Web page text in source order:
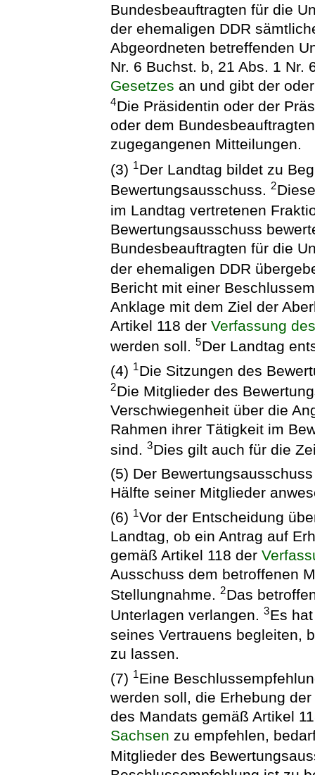
Bundesbeauftragten für die
der ehemaligen DDR
Abgeordneten betreffenden
Nr. 6 Buchst. b, 21 Abs. 1 Nr.
Gesetzes an und gibt der
4Die Präsidentin oder der
oder dem
zugegangenen Mitteilungen.
(3) 1Der Landtag bildet zu
Bewertungsausschuss.2
im Landtag vertretenen
Bewertungsausschuss
Bundesbeauftragten für die
der ehemaligen DDR
Bericht mit einer
Anklage mit dem Ziel der
Artikel 118 derVerfassung
werden soll.5Der Landtag
(4) 1Die Sitzungen des
2Die Mitglieder des
Verschwiegenheit über die
Rahmen ihrer Tätigkeit im
sind.3Dies gilt auch für die
(5) Der
Hälfte seiner Mitglieder
(6) 1Vor der Entscheidung
Landtag, ob ein Antrag auf
gemäß Artikel 118 der
Ausschuss dem betroffenen
Stellungnahme.2Das
Unterlagen verlangen.3Es
seines Vertrauens begleiten,
zu lassen.
(7) 1Eine
werden soll, die Erhebung
des Mandats gemäß Artikel
Sachsen zu empfehlen,
Mitglieder des